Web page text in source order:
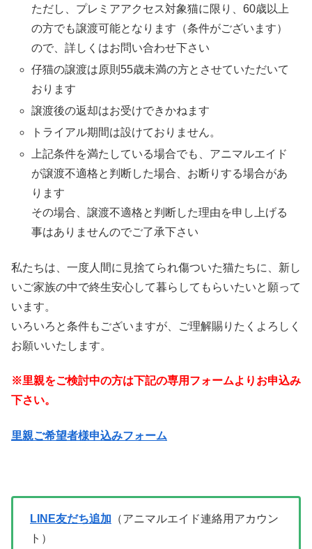
ただし、プレミアアクセス対象猫に限り、60歳以上
の方でも譲渡可能となります（条件がございます）
ので、詳しくはお問い合わせ下さい
仔猫の譲渡は原則55歳未満の方とさせていただいて
おります
譲渡後の返却はお受けできかねます
トライアル期間は設けておりません。
上記条件を満たしている場合でも、アニマルエイド
が譲渡不適格と判断した場合、お断りする場合があ
ります
その場合、譲渡不適格と判断した理由を申し上げる
事はありませんのでご了承下さい
私たちは、一度人間に見捨てられ傷ついた猫たちに、新し
いご家族の中で終生安心して暮らしてもらいたいと願って
います。
いろいろと条件もございますが、ご理解賜りたくよろしく
お願いいたします。
※里親をご検討中の方は下記の専用フォームよりお申込み
下さい。
里親ご希望者様申込みフォーム
LINE友だち追加 （アニマルエイド連絡用アカウン
ト）